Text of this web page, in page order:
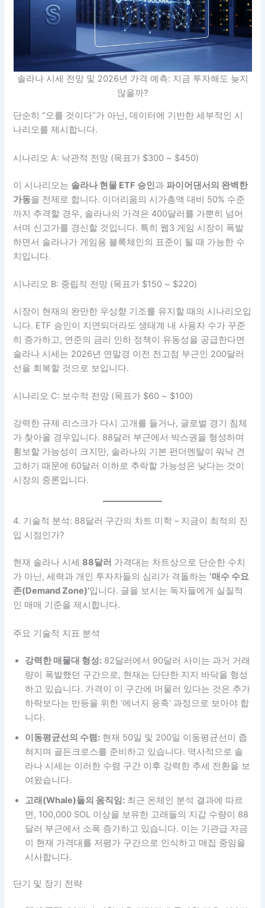
솔라나 시세 전망 및 2026년 가격 예측: 지금 투자해도 늦지
않을까?
단순히 “오를 것이다”가 아닌, 데이터에 기반한 세부적인 시
나리오를 제시합니다.
시나리오 A: 낙관적 전망 (목표가 $300 ~ $450)
이 시나리오는 솔라나 현물 ETF 승인과 파이어댄서의 완벽한
가동을 전제로 합니다. 이더리움의 시가총액 대비 50% 수준
까지 추격할 경우, 솔라나의 가격은 400달러를 가뿐히 넘어
서며 신고가를 경신할 것입니다. 특히 웹3 게임 시장이 폭발
하면서 솔라나가 게임용 블록체인의 표준이 될 때 가능한 수
치입니다.
시나리오 B: 중립적 전망 (목표가 $150 ~ $220)
시장이 현재의 완만한 우상향 기조를 유지할 때의 시나리오입
니다. ETF 승인이 지연되더라도 생태계 내 사용자 수가 꾸준
히 증가하고, 연준의 금리 인하 정책이 유동성을 공급한다면
솔라나 시세는 2026년 연말경 이전 전고점 부근인 200달러
선을 회복할 것으로 보입니다.
시나리오 C: 보수적 전망 (목표가 $60 ~ $100)
강력한 규제 리스크가 다시 고개를 들거나, 글로벌 경기 침체
가 찾아올 경우입니다. 88달러 부근에서 박스권을 형성하며
횡보할 가능성이 크지만, 솔라나의 기본 펀더멘탈이 워낙 견
고하기 때문에 60달러 이하로 추락할 가능성은 낮다는 것이
시장의 중론입니다.
4. 기술적 분석: 88달러 구간의 차트 미학 – 지금이 최적의 진
입 시점인가?
현재 솔라나 시세88달러 가격대는 차트상으로 단순한 수치
가 아닌, 세력과 개인 투자자들의 심리가 격돌하는 ‘매수 수요
존(Demand Zone)’입니다. 글을 보시는 독자들에게 실질적
인 매매 기준을 제시합니다.
주요 기술적 지표 분석
강력한 매물대 형성: 82달러에서 90달러 사이는 과거 거래
량이 폭발했던 구간으로, 현재는 단단한 지지 바닥을 형성
하고 있습니다. 가격이 이 구간에 머물러 있다는 것은 추가
하락보다는 반등을 위한 ‘에너지 응축’ 과정으로 보아야 합
니다.
이동평균선의 수렴: 현재 50일 및 200일 이동평균선이 좁
혀지며 골든크로스를 준비하고 있습니다. 역사적으로 솔
라나 시세는 이러한 수렴 구간 이후 강력한 추세 전환을 보
여왔습니다.
고래(Whale)들의 움직임: 최근 온체인 분석 결과에 따르
면, 100,000 SOL 이상을 보유한 고래들의 지갑 수량이 88
달러 부근에서 소폭 증가하고 있습니다. 이는 기관급 자금
이 현재 가격대를 저평가 구간으로 인식하고 매집 중임을
시사합니다.
단기 및 장기 전략